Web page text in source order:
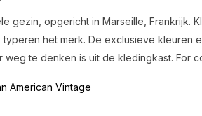
gezin, opgericht in Marseille, Frankrijk.
het merk. De exclusieve kleuren
te denken is uit de kledingkast. For
American Vintage